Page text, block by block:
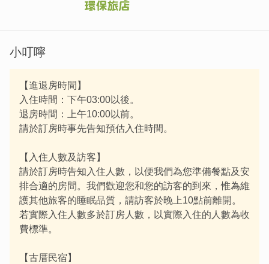
小叮嚀
【進退房時間】
入住時間：下午03:00以後。
退房時間：上午10:00以前。
請於訂房時事先告知預估入住時間。
【入住人數及訪客】
請於訂房時告知入住人數，以便我們為您準備餐點及安
排合適的房間。我們歡迎您和您的訪客的到來，惟為維
護其他旅客的睡眠品質，請訪客於晚上10點前離開。
若實際入住人數多於訂房人數，以實際入住的人數為收
費標準。
【古厝民宿】